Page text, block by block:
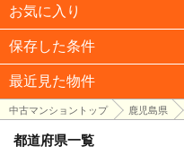
お気に入り
保存した条件
最近見た物件
中古マンショントップ 鹿児島県
都道府県一覧